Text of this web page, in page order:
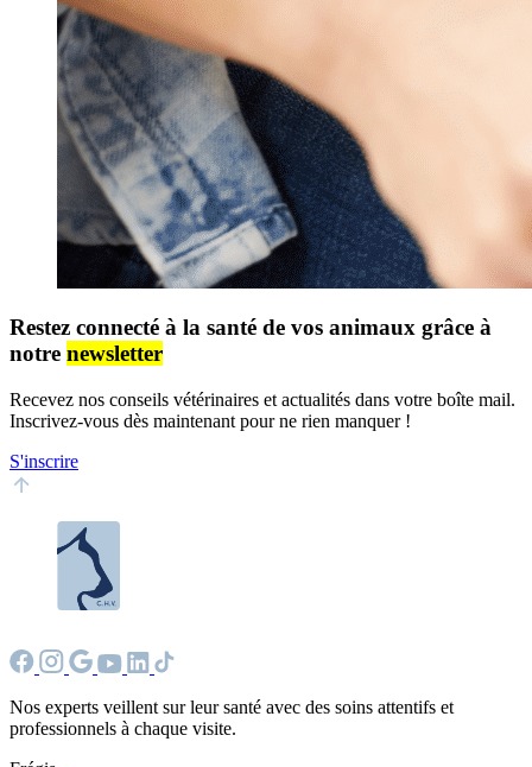
Restez connecté à la santé de vos animaux grâce à
notre newsletter
Recevez nos conseils vétérinaires et actualités dans votre boîte mail.
Inscrivez-vous dès maintenant pour ne rien manquer !
S'inscrire
Nos experts veillent sur leur santé avec des soins attentifs et
professionnels à chaque visite.